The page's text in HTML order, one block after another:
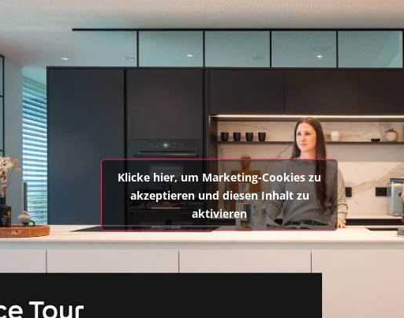
Ihr
Klicke hier, um Marketing-Cookies zu
akzeptieren und diesen Inhalt zu
aktivieren